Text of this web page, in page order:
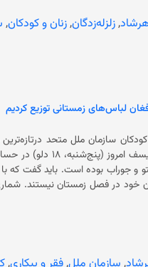
,زلزله‌زدگان,زنان و کودکان,
زمستانی توزیع
جاکت، کلاه، پتلون،
گرم
و درآمدزایی برای آنان بیش‌تر
در افغانستان در سال پیش‌رو نیز به ۳.۵